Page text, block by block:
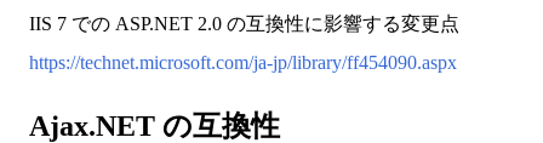
IIS 7 での ASP.NET 2.0 の互換性に影響する変更点
https://technet.microsoft.com/ja-jp/library/ff454090.aspx
Ajax.NET の互換性